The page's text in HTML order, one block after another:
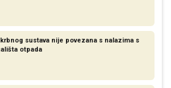
sustava nije povezana s nalazima s
otpada